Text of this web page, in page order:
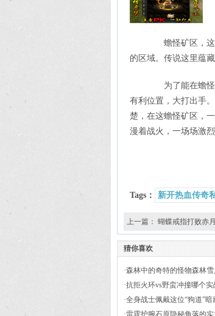
蟾怪矿区，这
的区域。传说这里蕴
为了能在蟾怪
有利位置，大打出手
楚，在这蟾怪矿区，
漫着战火，一场场激
Tags： 新开热血传奇
上一篇： 蝴蝶戒指打败赤
猜你喜欢
·森林中的奇特的怪物森林雪
·抗拒火环vs野蛮冲撞哪个
·全身战士佩戴这位“狗道”暗
·雷霆护腕石原隐秘角落的